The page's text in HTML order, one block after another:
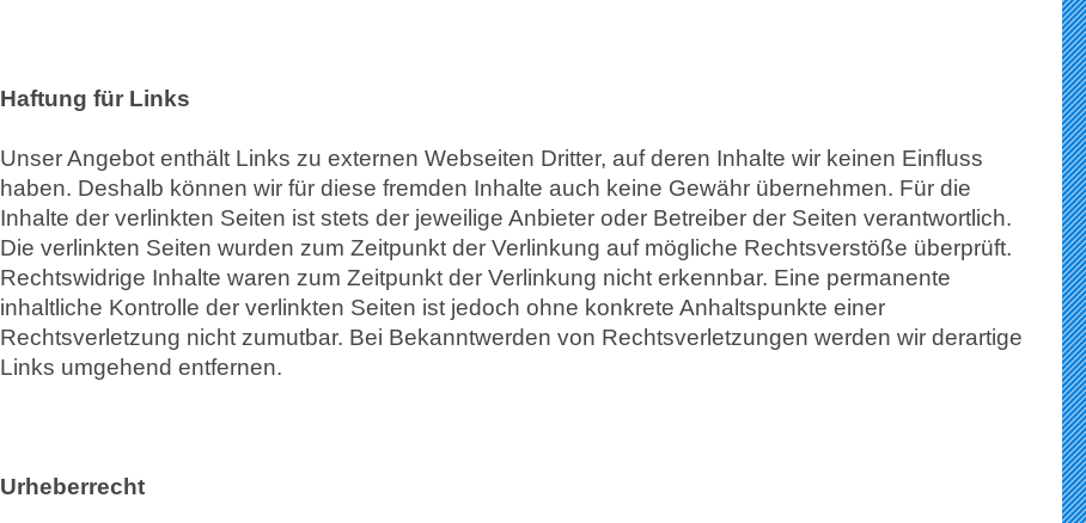
Haftung für Links
Unser Angebot enthält Links zu externen Webseiten Dritter, auf deren Inhalte wir keinen Einfluss
haben. Deshalb können wir für diese fremden Inhalte auch keine Gewähr übernehmen. Für die
Inhalte der verlinkten Seiten ist stets der jeweilige Anbieter oder Betreiber der Seiten verantwortlich.
Die verlinkten Seiten wurden zum Zeitpunkt der Verlinkung auf mögliche Rechtsverstöße überprüft.
Rechtswidrige Inhalte waren zum Zeitpunkt der Verlinkung nicht erkennbar. Eine permanente
inhaltliche Kontrolle der verlinkten Seiten ist jedoch ohne konkrete Anhaltspunkte einer
Rechtsverletzung nicht zumutbar. Bei Bekanntwerden von Rechtsverletzungen werden wir derartige
Links umgehend entfernen.
Urheberrecht